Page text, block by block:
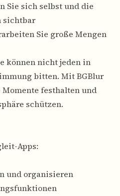
Sie sich selbst und die
sichtbar
Sie große Mengen
können nicht jeden in
bitten. Mit BGBlur
festhalten und
schützen.
Apps:
und organisieren